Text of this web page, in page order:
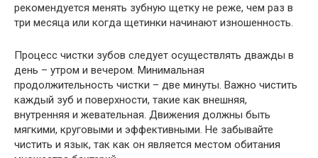
рекомендуется менять зубную щетку не реже, чем раз в
три месяца или когда щетинки начинают изношенность.
Процесс чистки зубов следует осуществлять дважды в
день – утром и вечером. Минимальная
продолжительность чистки – две минуты. Важно чистить
каждый зуб и поверхности, такие как внешняя,
внутренняя и жевательная. Движения должны быть
мягкими, круговыми и эффективными. Не забывайте
чистить и язык, так как он является местом обитания